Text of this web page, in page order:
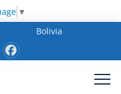
▼
Bolivia